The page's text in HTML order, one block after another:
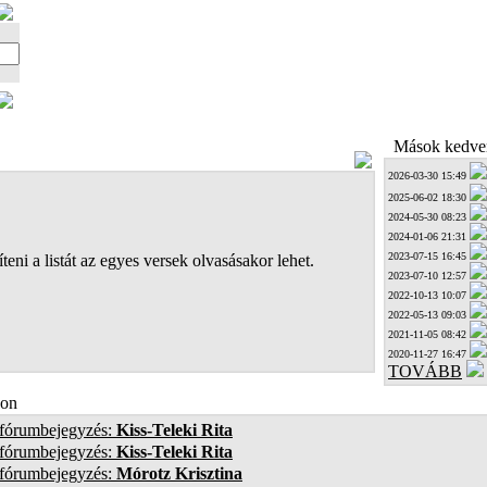
a listát az egyes versek olvasásakor lehet.
Mások
2026-03-30 15:49
2025-06-02 18:30
2024-05-30 08:23
2024-01-06 21:31
2023-07-15 16:45
2023-07-10 12:57
2022-10-13 10:07
2022-05-13 09:03
2021-11-05 08:42
2020-11-27 16:47
TOVÁBB
Kiss-Teleki Rita
Kiss-Teleki Rita
Mórotz Krisztina